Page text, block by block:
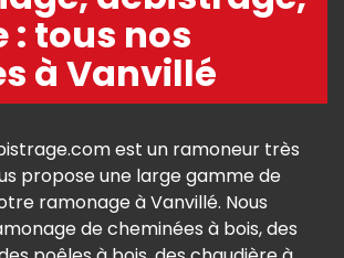
: tous nos
à Vanvillé
est un ramoneur très
propose une large gamme de
ramonage à Vanvillé. Nous
de cheminées à bois, des